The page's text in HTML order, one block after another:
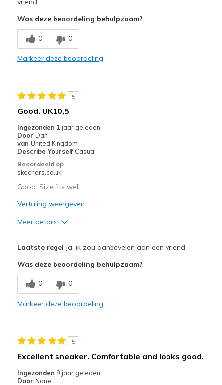
Poor Cushioning
Poor Quality
Wear Out Quickly
Sizing
Feels true to size
View On Shoes
Shoes are for Wearing
Was deze beoordeling behulpzaam?
0 0
Markeer deze beoordeling
5
Good. UK10,5
Ingezonden 1 jaar geleden
Door Dan
van United Kingdom
Describe Yourself Casual
Beoordeeld op
skechers.co.uk
Good. Size fits well
Vertaling weergeven
Meer details
Beste toepassingen
Casual Wear
Laatste regel Ja, ik zou aanbevelen aan een vriend
Was deze beoordeling behulpzaam?
0 0
Markeer deze beoordeling
5
Excellent sneaker. Comfortable and looks good.
Ingezonden 9 jaar geleden
Door None